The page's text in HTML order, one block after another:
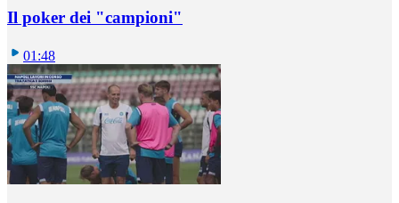
Il poker dei "campioni"
01:48